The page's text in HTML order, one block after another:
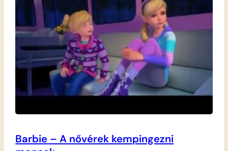
Barbie – A nővérek kempingezni